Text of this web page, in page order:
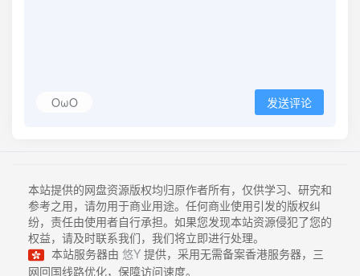
OωO 发送评论
本站提供的网盘资源版权均归原作者所有，仅供学习、研究和
参考之用，请勿用于商业用途。任何商业使用引发的版权纠
纷，责任由使用者自行承担。如果您发现本站资源侵犯了您的
权益，请及时联系我们，我们将立即进行处理。
本站服务器由 悠Y 提供，采用无需备案香港服务器，三
网回国线路优化，保障访问速度。